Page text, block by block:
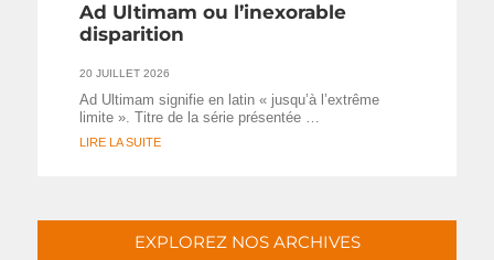
Ad Ultimam ou l’inexorable
disparition
20 JUILLET 2026
Ad Ultimam signifie en latin « jusqu’à l’extrême
limite ». Titre de la série présentée …
LIRE LA SUITE
EXPLOREZ NOS ARCHIVES